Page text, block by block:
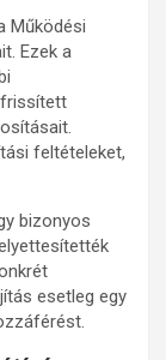
Működési
Ezek a
frissített
feltételeket,
bizonyos
esetleg egy